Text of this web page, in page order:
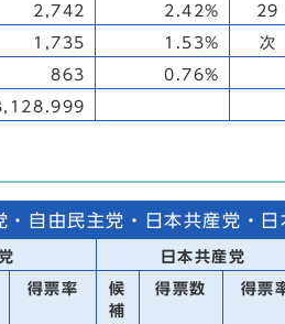
2,742 2.42% 29
1,735 1.53% 次
863 0.76%
自由民主党・日本共産党・日
日本共産党
得票率
候
補
得票数 得票